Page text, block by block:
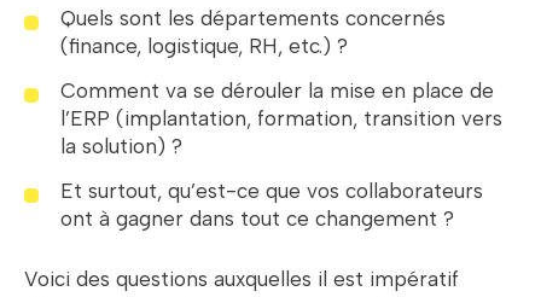
Quels sont les départements concernés
(finance, logistique, RH, etc.) ?
Comment va se dérouler la mise en place de
l’ERP (implantation, formation, transition vers
la solution) ?
Et surtout, qu’est-ce que vos collaborateurs
ont à gagner dans tout ce changement ?
Voici des questions auxquelles il est impératif